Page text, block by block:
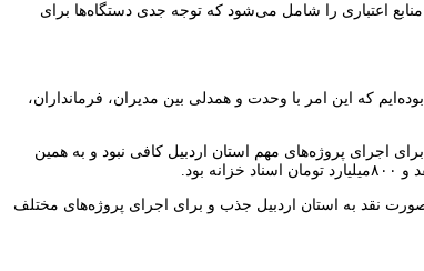
یک‌هزار و ۹۰۰میلیارد تومان اعتبار استان اردبیل هم به‌صورت ملی بوده و بیش از ۸۵درصد منابع اعتباری را شامل می‌شود که توجه جدی دستگاه‌ها برای
که این امر با وحدت و همدلی بین مدیران، فرمانداران،
تومانی منابع استان در سال گذشته و تخصیص ۵۸درصد از این اعتبار برای اجرای پروژه‌های مهم استان اردبیل کافی نبود و به همین
هم از محل سفر رئیس‌جمهور به‌صورت نقد به استان اردبیل جذب و برای اجرای پروژه‌های مختلف